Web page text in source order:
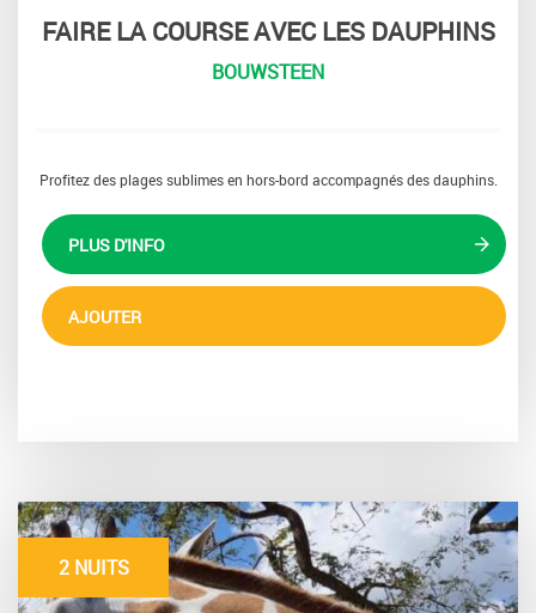
FAIRE LA COURSE AVEC LES DAUPHINS
BOUWSTEEN
Profitez des plages sublimes en hors-bord accompagnés des dauphins.
PLUS D'INFO
AJOUTER
2 NUITS